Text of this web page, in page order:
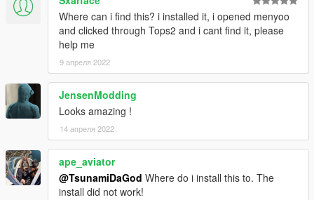
Where can i find this? i installed it, i opened menyoo
and clicked through Tops2 and i cant find it, please
help me
9 апреля 2022
JensenModding
Looks amazing !
14 апреля 2022
ape_aviator
@TsunamiDaGod Where do i install this to. The
install did not work!